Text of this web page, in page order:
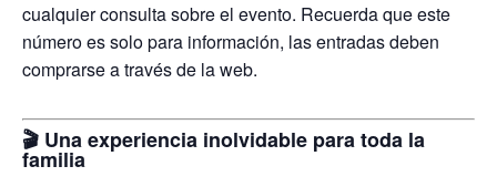
cualquier consulta sobre el evento. Recuerda que este
número es solo para información, las entradas deben
comprarse a través de la web.
🎬 Una experiencia inolvidable para toda la
familia